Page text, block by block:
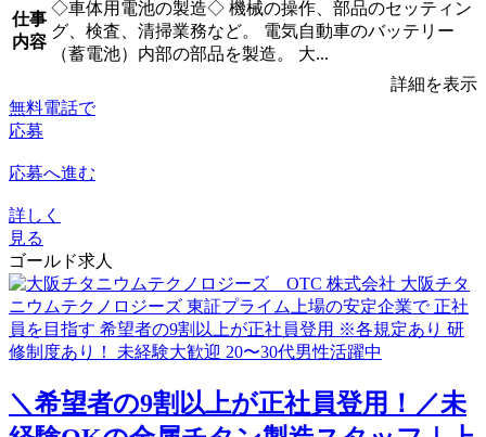
仕事
内容
◇車体用電池の製造◇ 機械の操作、部品のセッティン
グ、検査、清掃業務など。 電気自動車のバッテリー
（蓄電池）内部の部品を製造。 大...
詳細を表示
無料電話で
応募
応募へ進む
詳しく
見る
ゴールド求人
＼希望者の9割以上が正社員登用！／未